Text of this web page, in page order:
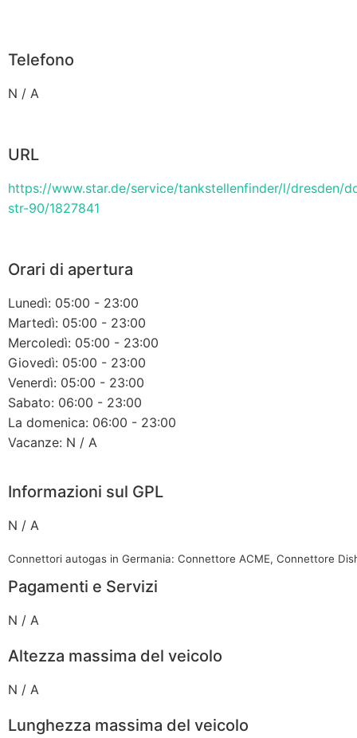
Telefono
N / A
URL
https://www.star.de/service/tankstellenfinder/l/dresden/
str-90/1827841
Orari di apertura
Lunedì: 05:00 - 23:00
Martedì: 05:00 - 23:00
Mercoledì: 05:00 - 23:00
Giovedì: 05:00 - 23:00
Venerdì: 05:00 - 23:00
Sabato: 06:00 - 23:00
La domenica: 06:00 - 23:00
Vacanze: N / A
Informazioni sul GPL
N / A
Connettori autogas in Germania: Connettore ACME, Connettore
Pagamenti e Servizi
N / A
Altezza massima del veicolo
N / A
Lunghezza massima del veicolo